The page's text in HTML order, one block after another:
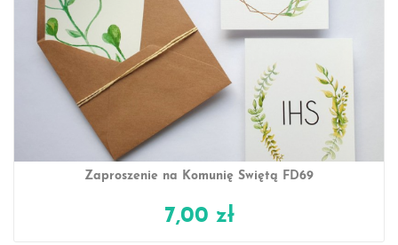
Zaproszenie na Komunię Świętą FD69
7,00 zł